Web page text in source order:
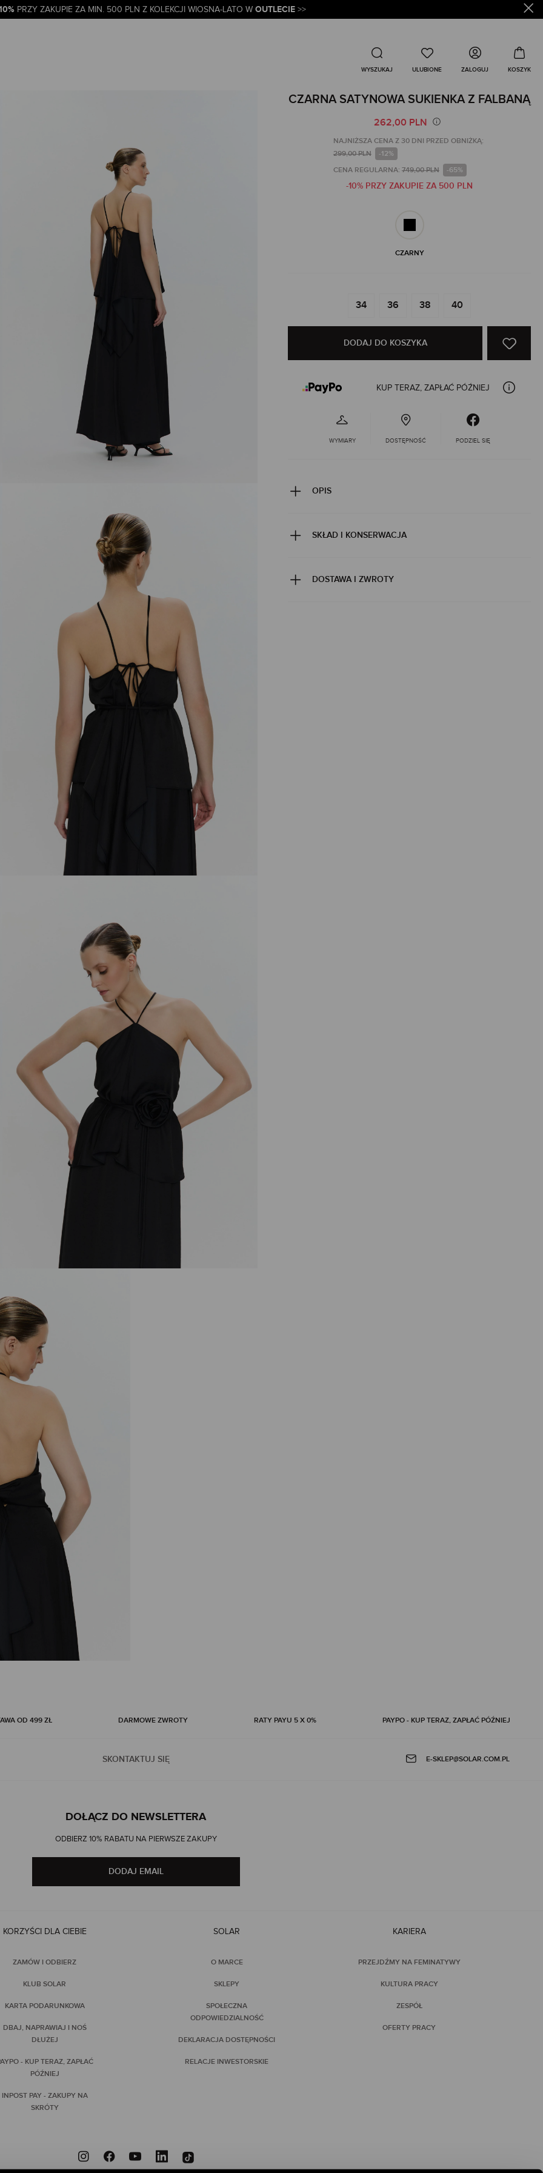
PRZY ZAKUPIE ZA MIN. 500 PLN Z KOLEKCJI WIOSNA-LATO W OUTLECIE >>
ZALOGUJ
CZARNA SATYNOWA SUKIENKA Z FALBANĄ
262,00 PLN
NAJNIŻSZA CENA Z 30 DNI PRZED OBNIŻKĄ:
299,00 PLN
-12%
CENA REGULARNA: 749,00 PLN -65%
-10% PRZY ZAKUPIE ZA 500 PLN
CZARNY
34 36 38 40
DODAJ DO KOSZYKA
KUP TERAZ, ZAPŁAĆ PÓŹNIEJ
WYMIARY DOSTĘPNOŚĆ PODZIEL SIĘ
OPIS
SKŁAD I KONSERWACJA
DOSTAWA I ZWROTY
OD 499 ZŁ DARMOWE ZWROTY RATY PAYU 5 X 0% PAYPO - KUP TERAZ, ZAPŁAĆ PÓŹNIEJ
SKONTAKTUJ SIĘ E-SKLEP@SOLAR.COM.PL
DOŁĄCZ DO NEWSLETTERA
ODBIERZ 10% RABATU NA PIERWSZE ZAKUPY
DODAJ EMAIL
KORZYŚCI DLA CIEBIE
ZAMÓW I ODBIERZ
KLUB SOLAR
KARTA PODARUNKOWA
DBAJ, NAPRAWIAJ I NOŚ
DŁUŻEJ
- KUP TERAZ, ZAPŁAĆ
PÓŹNIEJ
INPOST PAY - ZAKUPY NA
SKRÓTY
SOLAR
O MARCE
SKLEPY
SPOŁECZNA
ODPOWIEDZIALNOŚĆ
DEKLARACJA DOSTĘPNOŚCI
RELACJE INWESTORSKIE
KARIERA
PRZEJDŹMY NA FEMINATYWY
KULTURA PRACY
ZESPÓŁ
OFERTY PRACY